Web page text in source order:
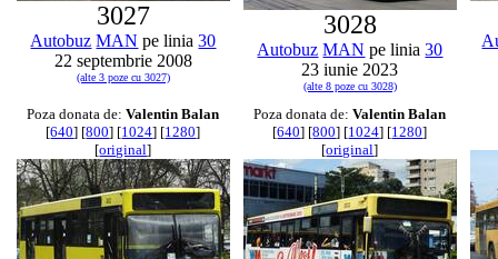
3027
Autobuz MAN pe linia30
22 septembrie 2008
(alte 3 poze cu 3027)
3028
Autobuz MAN pe linia30
23 iunie 2023
(alte 8 poze cu 3028)
Poza donata de:Valentin Balan
[640] [800] [1024] [1280]
[original]
Poza donata de:Valentin Balan
[640] [800] [1024] [1280]
[original]